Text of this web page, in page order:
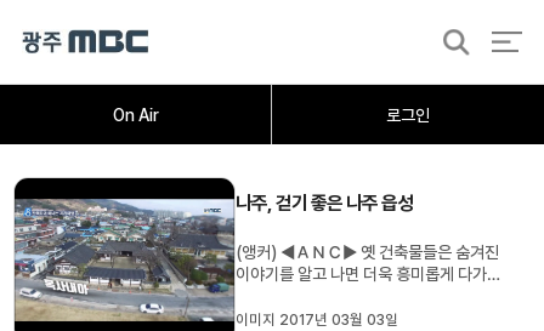
On Air 로그인
검
오늘의뉴스뉴스데스크 취재가시작되자
나주, 걷기 좋은 나주 읍성
(앵커) ◀ＡＮＣ▶ 옛 건축물들은 숨겨진
이야기를 알고 나면 더욱 흥미롭게 다가오
나주 읍성의 역사 속으로 들어가 봅니다. 이
이미지 2017년 03월 03일